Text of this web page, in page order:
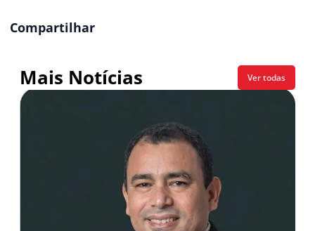
Compartilhar
Mais Notícias Ver todas